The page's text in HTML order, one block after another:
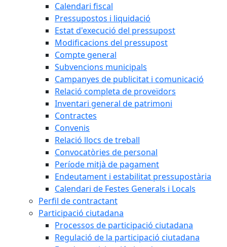
Calendari fiscal
Pressupostos i liquidació
Estat d'execució del pressupost
Modificacions del pressupost
Compte general
Subvencions municipals
Campanyes de publicitat i comunicació
Relació completa de proveïdors
Inventari general de patrimoni
Contractes
Convenis
Relació llocs de treball
Convocatòries de personal
Període mitjà de pagament
Endeutament i estabilitat pressupostària
Calendari de Festes Generals i Locals
Perfil de contractant
Participació ciutadana
Processos de participació ciutadana
Regulació de la participació ciutadana